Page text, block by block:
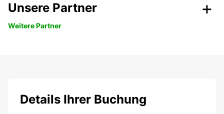
Unsere Partner
Weitere Partner
Details Ihrer Buchung